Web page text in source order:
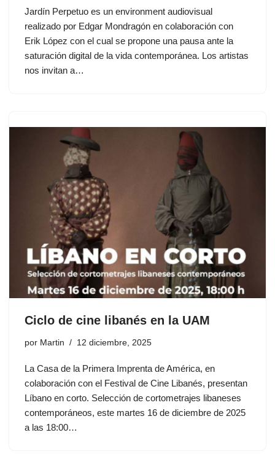
Jardín Perpetuo es un environment audiovisual
realizado por Edgar Mondragón en colaboración con
Erik López con el cual se propone una pausa ante la
saturación digital de la vida contemporánea. Los artistas
nos invitan a…
Ciclo de cine libanés en la UAM
por Martin 12 diciembre, 2025
La Casa de la Primera Imprenta de América, en
colaboración con el Festival de Cine Libanés, presentan
Líbano en corto. Selección de cortometrajes libaneses
contemporáneos, este martes 16 de diciembre de 2025
a las 18:00…